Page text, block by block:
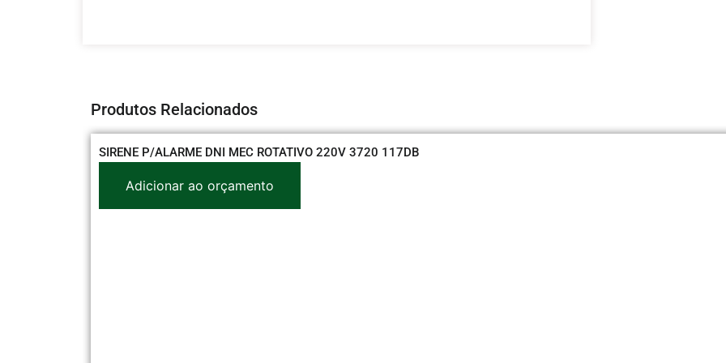
Produtos Relacionados
SIRENE P/ALARME DNI MEC ROTATIVO 220V 3720 117DB
Adicionar ao orçamento